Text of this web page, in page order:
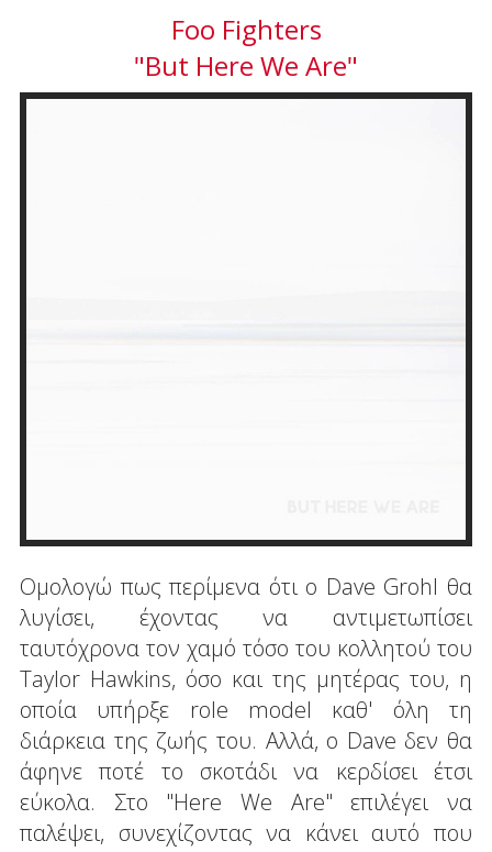
Foo Fighters
"But Here We Are"
Ομολογώ πως περίμενα ότι ο Dave Grohl θα
λυγίσει, έχοντας να αντιμετωπίσει
ταυτόχρονα τον χαμό τόσο του κολλητού του
Taylor Hawkins, όσο και της μητέρας του, η
οποία υπήρξε role model καθ' όλη τη
διάρκεια της ζωής του. Αλλά, ο Dave δεν θα
άφηνε ποτέ το σκοτάδι να κερδίσει έτσι
εύκολα. Στο "Here We Are" επιλέγει να
παλέψει, συνεχίζοντας να κάνει αυτό που